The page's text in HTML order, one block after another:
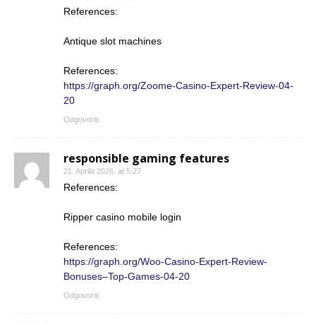
References:
Antique slot machines
References:
https://graph.org/Zoome-Casino-Expert-Review-04-
20
Odgovoriti
responsible gaming features
21. Aprila 2026. at 5:27
References:
Ripper casino mobile login
References:
https://graph.org/Woo-Casino-Expert-Review-
Bonuses–Top-Games-04-20
Odgovoriti